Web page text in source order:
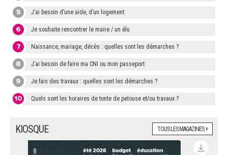
KIOSQUE TOUS LES MAGAZINES +
5 J’ai besoin d’une aide, d’un logement.
6 Je souhaite rencontrer le maire / un élu
7 Naissance, mariage, décès : quelles sont les démarches ?
8 J’ai besoin de faire ma CNI ou mon passeport
9 Je fais des travaux : quelles sont les démarches ?
10 Quels sont les horaires de tonte de pelouse et/ou travaux ?